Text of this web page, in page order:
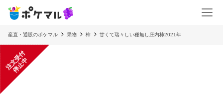
産直・通販のポケマル 果物 柿 甘くて瑞々しい種無し庄内柿2021年
注
文
受
付
停
止
中